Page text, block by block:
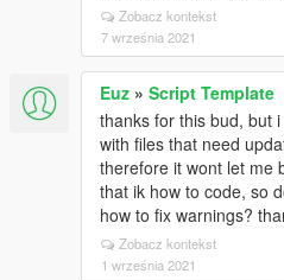
Zobacz kontekst
7 września 2021
Euz » Script Template
thanks for this bud, but
with files that need
therefore it wont let me
that ik how to code, so
how to fix warnings?
Zobacz kontekst
1 września 2021